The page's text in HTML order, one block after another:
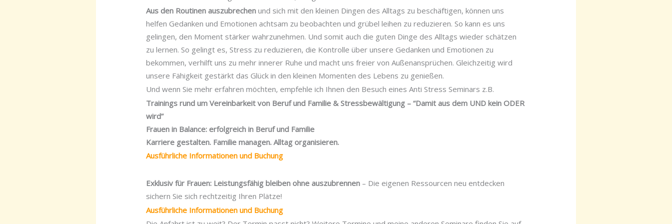
Aus den Routinen auszubrechen und sich mit den kleinen Dingen des Alltags zu beschäftigen, können uns
helfen Gedanken und Emotionen achtsam zu beobachten und grübel leihen zu reduzieren. So kann es uns
gelingen, den Moment stärker wahrzunehmen. Und somit auch die guten Dinge des Alltags wieder schätzen
zu lernen. So gelingt es, Stress zu reduzieren, die Kontrolle über unsere Gedanken und Emotionen zu
bekommen, verhilft uns zu mehr innerer Ruhe und macht uns freier von Außenansprüchen. Gleichzeitig wird
unsere Fähigkeit gestärkt das Glück in den kleinen Momenten des Lebens zu genießen.
Und wenn Sie mehr erfahren möchten, empfehle ich Ihnen den Besuch eines Anti Stress Seminars z.B.
Trainings rund um Vereinbarkeit von Beruf und Familie & Stressbewältigung – “Damit aus dem UND kein ODER
wird”
Frauen in Balance: erfolgreich in Beruf und Familie
Karriere gestalten. Familie managen. Alltag organisieren.
Ausführliche Informationen und Buchung
Exklusiv für Frauen: Leistungsfähig bleiben ohne auszubrennen – Die eigenen Ressourcen neu entdecken
sichern Sie sich rechtzeitig Ihren Plätze!
Ausführliche Informationen und Buchung